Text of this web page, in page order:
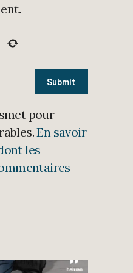
pour
En savoir
les